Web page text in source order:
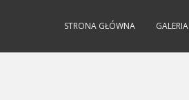
STRONA GŁÓWNA GALERIA